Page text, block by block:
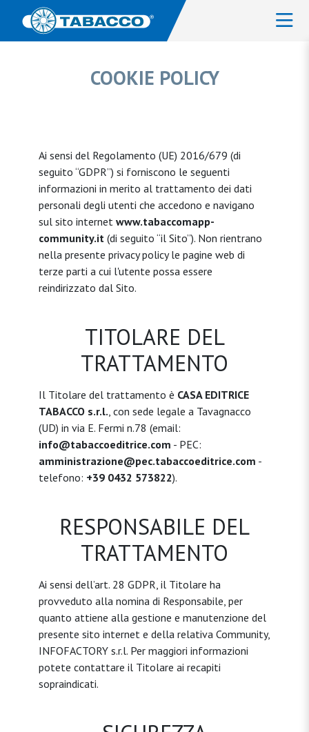
COOKIE POLICY
Ai sensi del Regolamento (UE) 2016/679 (di
seguito “GDPR”) si forniscono le seguenti
informazioni in merito al trattamento dei dati
personali degli utenti che accedono e navigano
sul sito internet www.tabaccomapp-
community.it (di seguito “il Sito”). Non rientrano
nella presente privacy policy le pagine web di
terze parti a cui l'utente possa essere
reindirizzato dal Sito.
TITOLARE DEL
TRATTAMENTO
Il Titolare del trattamento è CASA EDITRICE
TABACCO s.r.l., con sede legale a Tavagnacco
(UD) in via E. Fermi n.78 (email:
info@tabaccoeditrice.com - PEC:
amministrazione@pec.tabaccoeditrice.com -
telefono: +39 0432 573822).
RESPONSABILE DEL
TRATTAMENTO
Ai sensi dell’art. 28 GDPR, il Titolare ha
provveduto alla nomina di Responsabile, per
quanto attiene alla gestione e manutenzione del
presente sito internet e della relativa Community,
INFOFACTORY s.r.l. Per maggiori informazioni
potete contattare il Titolare ai recapiti
sopraindicati.